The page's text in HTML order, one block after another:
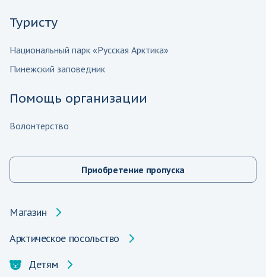
Туристу
Национальный парк «Русская Арктика»
Пинежский заповедник
Помощь организации
Волонтерство
Приобретение пропуска
Магазин
Арктическое посольство
Детям